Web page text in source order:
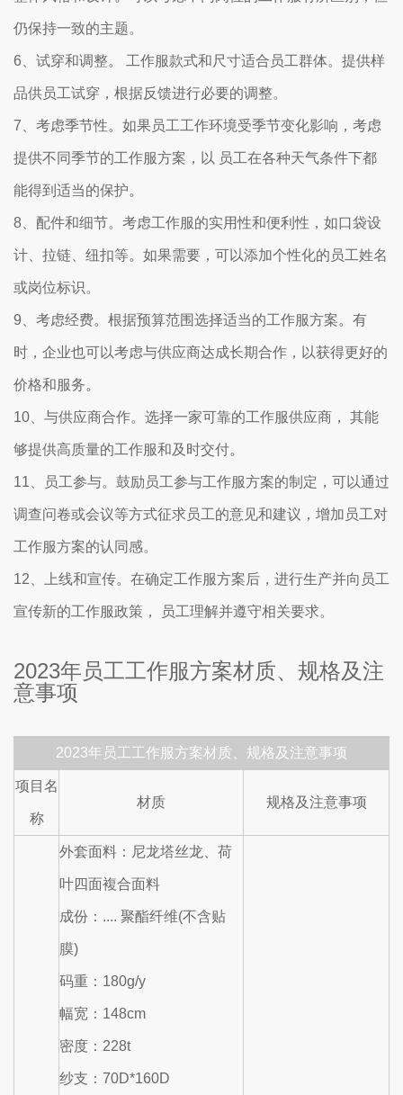
仍保持一致的主题。
6、试穿和调整。 工作服款式和尺寸适合员工群体。提供样
品供员工试穿，根据反馈进行必要的调整。
7、考虑季节性。如果员工工作环境受季节变化影响，考虑
提供不同季节的工作服方案，以 员工在各种天气条件下都
能得到适当的保护。
8、配件和细节。考虑工作服的实用性和便利性，如口袋设
计、拉链、纽扣等。如果需要，可以添加个性化的员工姓名
或岗位标识。
9、考虑经费。根据预算范围选择适当的工作服方案。有
时，企业也可以考虑与供应商达成长期合作，以获得更好的
价格和服务。
10、与供应商合作。选择一家可靠的工作服供应商， 其能
够提供高质量的工作服和及时交付。
11、员工参与。鼓励员工参与工作服方案的制定，可以通过
调查问卷或会议等方式征求员工的意见和建议，增加员工对
工作服方案的认同感。
12、上线和宣传。在确定工作服方案后，进行生产并向员工
宣传新的工作服政策， 员工理解并遵守相关要求。
2023年员工工作服方案材质、规格及注
意事项
2023年员工工作服方案材质、规格及注意事项
项目名
称
材质 规格及注意事项
外套面料：尼龙塔丝龙、荷
叶四面複合面料
成份：.... 聚酯纤维(不含贴
膜)
码重：180g/y
幅宽：148cm
密度：228t
纱支：70D*160D